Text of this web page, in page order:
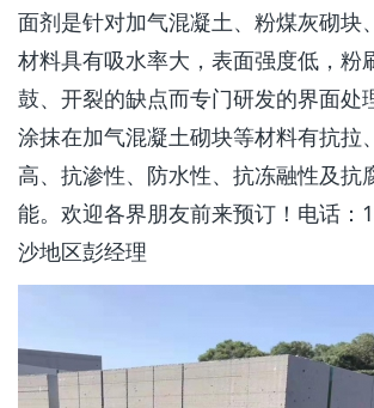
面剂是针对加气混凝土、粉煤灰砌块
材料具有吸水率大，表面强度低，粉
鼓、开裂的缺点而专门研发的界面处
涂抹在加气混凝土砌块等材料有抗拉
高、抗渗性、防水性、抗冻融性及抗
能。欢迎各界朋友前来预订！电话：
沙地区彭经理